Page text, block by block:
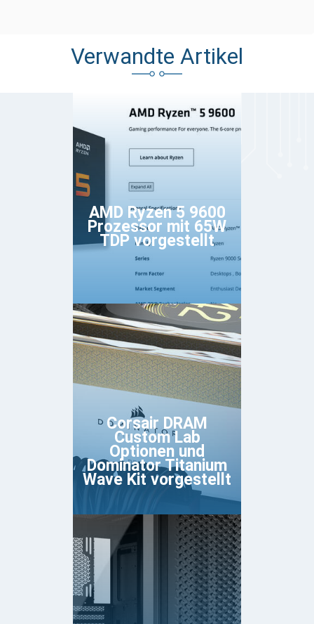
Verwandte Artikel
AMD Ryzen 5 9600
Prozessor mit 65W
TDP vorgestellt
Corsair DRAM
Custom Lab
Optionen und
Dominator Titanium
Wave Kit vorgestellt